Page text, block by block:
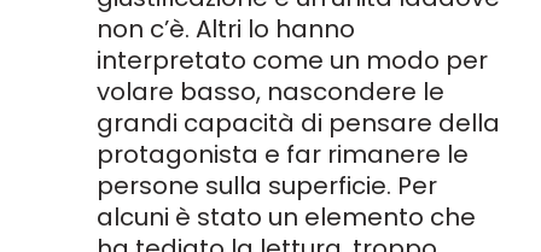
non c’è. Altri lo hanno
interpretato come un modo per
volare basso, nascondere le
grandi capacità di pensare della
protagonista e far rimanere le
persone sulla superficie. Per
alcuni è stato un elemento che